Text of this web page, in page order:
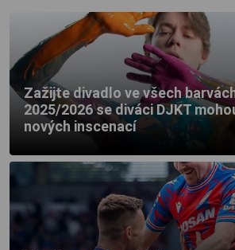
Zažijte divadlo ve všech
2025/2026 se diváci DJKT
nových inscenací